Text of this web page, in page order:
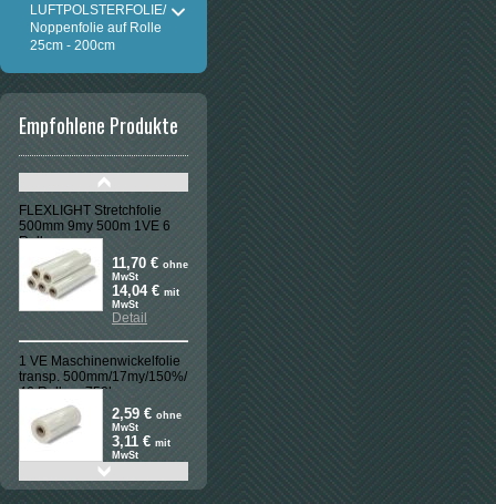
LUFTPOLSTERFOLIE/
Noppenfolie auf Rolle
25cm - 200cm
Empfohlene Produkte
FLEXLIGHT Stretchfolie
500mm 9my 500m 1VE 6
Rollen
11,70 € ohne
MwSt
14,04 € mit
MwSt
Detail
1 VE Maschinenwickelfolie
transp. 500mm/17my/150%/
46 Rollen=750kg
2,59 € ohne
MwSt
3,11 € mit
MwSt